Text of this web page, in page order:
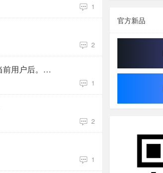
1
2
创建用户后，分配对应角色，通过对角色设置权限好后，登录当前用户后。查看不到当前已分配对应角色权限数据
1
2
1
官方新品